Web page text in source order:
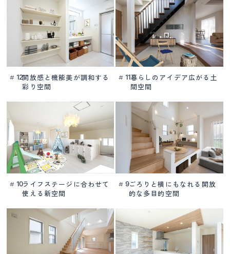
# 12開放感と機能美が調和する
彩り空間
# 11暮らしのアイデア広がる土
間空間
# 10ライフステージに合わせて
使える新空間
# 9ごろりと横にもなれる 開放
的な多目的空間